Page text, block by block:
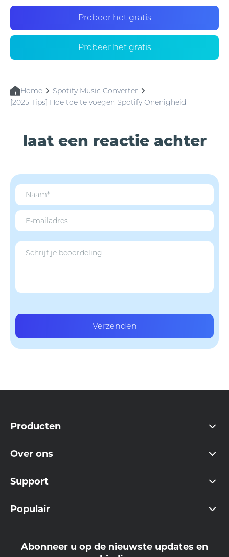
Probeer het gratis
Probeer het gratis
Home
Spotify Music Converter
[2025 Tips] Hoe toe te voegen Spotify Onenigheid
laat een reactie achter
Verzenden
Producten
Over ons
Support
Populair
Abonneer u op de nieuwste updates en